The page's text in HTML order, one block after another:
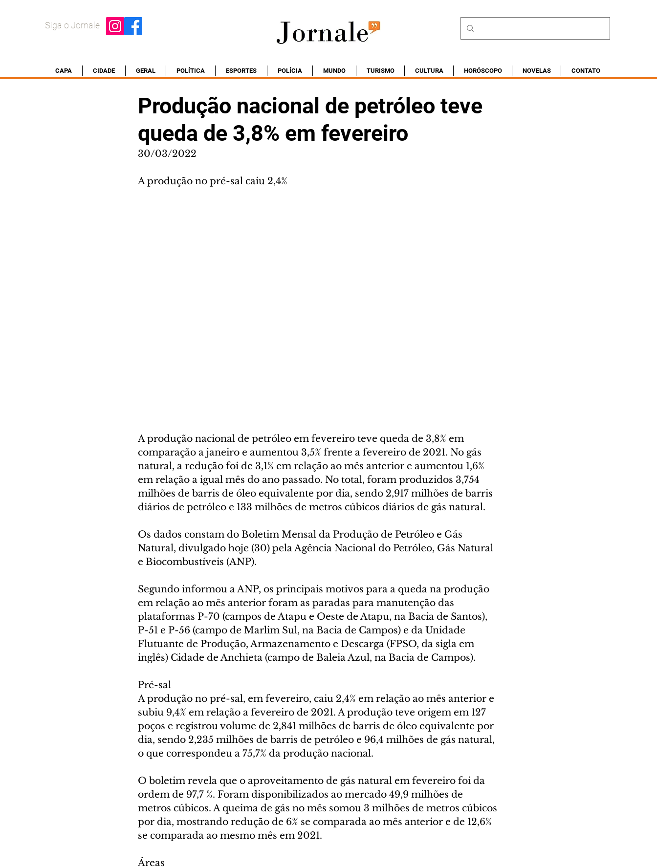
Siga o Jornale
CAPA CIDADE GERAL POLÍTICA ESPORTES POLÍCIA MUNDO TURISMO CULTURA HORÓSCOPO NOVELAS CONTATO
Produção nacional de petróleo teve
queda de 3,8% em fevereiro
30/03/2022
A produção no pré-sal caiu 2,4%
A produção nacional de petróleo em fevereiro teve queda de 3,8% em
comparação a janeiro e aumentou 3,5% frente a fevereiro de 2021. No gás
natural, a redução foi de 3,1% em relação ao mês anterior e aumentou 1,6%
em relação a igual mês do ano passado. No total, foram produzidos 3,754
milhões de barris de óleo equivalente por dia, sendo 2,917 milhões de barris
diários de petróleo e 133 milhões de metros cúbicos diários de gás natural.
Os dados constam do Boletim Mensal da Produção de Petróleo e Gás
Natural, divulgado hoje (30) pela Agência Nacional do Petróleo, Gás Natural
e Biocombustíveis (ANP).
Segundo informou a ANP, os principais motivos para a queda na produção
em relação ao mês anterior foram as paradas para manutenção das
plataformas P-70 (campos de Atapu e Oeste de Atapu, na Bacia de Santos),
P-51 e P-56 (campo de Marlim Sul, na Bacia de Campos) e da Unidade
Flutuante de Produção, Armazenamento e Descarga (FPSO, da sigla em
inglês) Cidade de Anchieta (campo de Baleia Azul, na Bacia de Campos).
Pré-sal
A produção no pré-sal, em fevereiro, caiu 2,4% em relação ao mês anterior e
subiu 9,4% em relação a fevereiro de 2021. A produção teve origem em 127
poços e registrou volume de 2,841 milhões de barris de óleo equivalente por
dia, sendo 2,235 milhões de barris de petróleo e 96,4 milhões de gás natural,
o que correspondeu a 75,7% da produção nacional.
O boletim revela que o aproveitamento de gás natural em fevereiro foi da
ordem de 97,7 %. Foram disponibilizados ao mercado 49,9 milhões de
metros cúbicos. A queima de gás no mês somou 3 milhões de metros cúbicos
por dia, mostrando redução de 6% se comparada ao mês anterior e de 12,6%
se comparada ao mesmo mês em 2021.
Áreas